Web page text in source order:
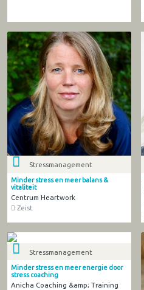
Stressmanagement
Minder stress en meer balans &
vitaliteit
Centrum Heartwork
Zeist
Stressmanagement
Minder stress en meer energie door
stress coaching
Anicha Coaching &amp; Training